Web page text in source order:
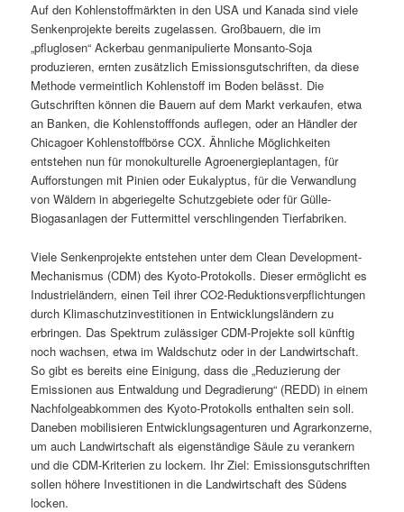
Auf den Kohlenstoffmärkten in den USA und Kanada sind viele
Senkenprojekte bereits zugelassen. Großbauern, die im
„pfluglosen“ Ackerbau genmanipulierte Monsanto-Soja
produzieren, ernten zusätzlich Emissionsgutschriften, da diese
Methode vermeintlich Kohlenstoff im Boden belässt. Die
Gutschriften können die Bauern auf dem Markt verkaufen, etwa
an Banken, die Kohlenstofffonds auflegen, oder an Händler der
Chicagoer Kohlenstoffbörse CCX. Ähnliche Möglichkeiten
entstehen nun für monokulturelle Agroenergieplantagen, für
Aufforstungen mit Pinien oder Eukalyptus, für die Verwandlung
von Wäldern in abgeriegelte Schutzgebiete oder für Gülle-
Biogasanlagen der Futtermittel verschlingenden Tierfabriken.
Viele Senkenprojekte entstehen unter dem Clean Development-
Mechanismus (CDM) des Kyoto-Protokolls. Dieser ermöglicht es
Industrieländern, einen Teil ihrer CO2-Reduktionsverpflichtungen
durch Klimaschutzinvestitionen in Entwicklungsländern zu
erbringen. Das Spektrum zulässiger CDM-Projekte soll künftig
noch wachsen, etwa im Waldschutz oder in der Landwirtschaft.
So gibt es bereits eine Einigung, dass die „Reduzierung der
Emissionen aus Entwaldung und Degradierung“ (REDD) in einem
Nachfolgeabkommen des Kyoto-Protokolls enthalten sein soll.
Daneben mobilisieren Entwicklungsagenturen und Agrarkonzerne,
um auch Landwirtschaft als eigenständige Säule zu verankern
und die CDM-Kriterien zu lockern. Ihr Ziel: Emissionsgutschriften
sollen höhere Investitionen in die Landwirtschaft des Südens
locken.